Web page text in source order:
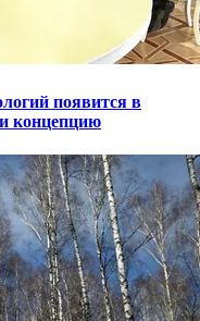
появится в
концепцию